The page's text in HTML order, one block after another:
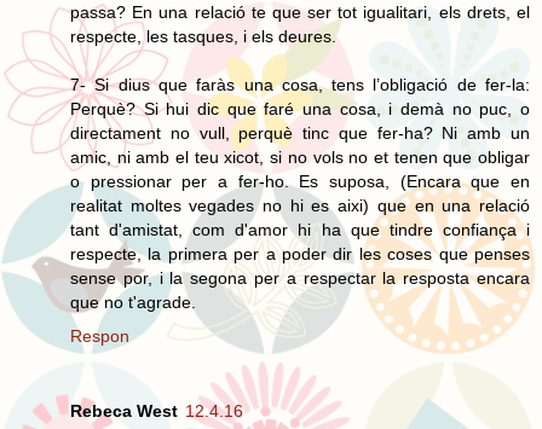
passa? En una relació te que ser tot igualitari, els drets, el
respecte, les tasques, i els deures.
7- Si dius que faràs una cosa, tens l’obligació de fer-la:
Perquè? Si hui dic que faré una cosa, i demà no puc, o
directament no vull, perquè tinc que fer-ha? Ni amb un
amic, ni amb el teu xicot, si no vols no et tenen que obligar
o pressionar per a fer-ho. Es suposa, (Encara que en
realitat moltes vegades no hi es aixi) que en una relació
tant d'amistat, com d'amor hi ha que tindre confiança i
respecte, la primera per a poder dir les coses que penses
sense por, i la segona per a respectar la resposta encara
que no t'agrade.
Respon
Rebeca West 12.4.16